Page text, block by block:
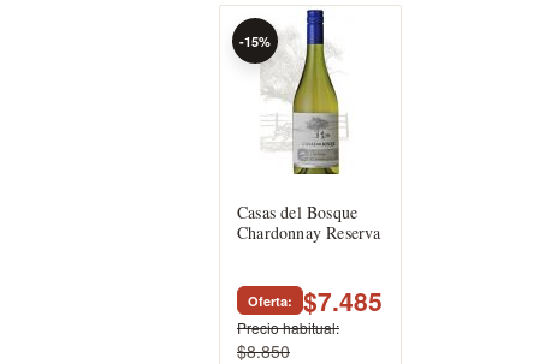
Casas del Bosque
Chardonnay Reserva
Oferta $7.485
-15%
Precio habitual
$8.850